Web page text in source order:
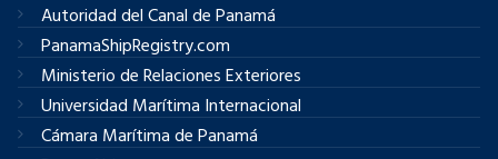
Autoridad del Canal de Panamá
PanamaShipRegistry.com
Ministerio de Relaciones Exteriores
Universidad Marítima Internacional
Cámara Marítima de Panamá